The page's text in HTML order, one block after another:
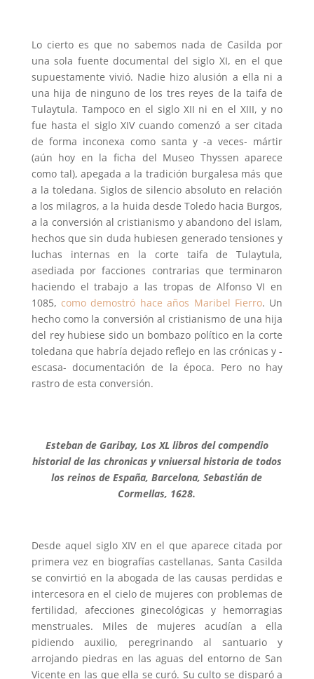
Lo cierto es que no sabemos nada de Casilda por
una sola fuente documental del siglo XI, en el que
supuestamente vivió. Nadie hizo alusión a ella ni a
una hija de ninguno de los tres reyes de la taifa de
Tulaytula. Tampoco en el siglo XII ni en el XIII, y no
fue hasta el siglo XIV cuando comenzó a ser citada
de forma inconexa como santa y -a veces- mártir
(aún hoy en la ficha del Museo Thyssen aparece
como tal), apegada a la tradición burgalesa más que
a la toledana. Siglos de silencio absoluto en relación
a los milagros, a la huida desde Toledo hacia Burgos,
a la conversión al cristianismo y abandono del islam,
hechos que sin duda hubiesen generado tensiones y
luchas internas en la corte taifa de Tulaytula,
asediada por facciones contrarias que terminaron
haciendo el trabajo a las tropas de Alfonso VI en
1085, como demostró hace años Maribel Fierro. Un
hecho como la conversión al cristianismo de una hija
del rey hubiese sido un bombazo político en la corte
toledana que habría dejado reflejo en las crónicas y -
escasa- documentación de la época. Pero no hay
rastro de esta conversión.
Esteban de Garibay, Los XL libros del compendio
historial de las chronicas y vniuersal historia de todos
los reinos de España, Barcelona, Sebastián de
Cormellas, 1628.
Desde aquel siglo XIV en el que aparece citada por
primera vez en biografías castellanas, Santa Casilda
se convirtió en la abogada de las causas perdidas e
intercesora en el cielo de mujeres con problemas de
fertilidad, afecciones ginecológicas y hemorragias
menstruales. Miles de mujeres acudían a ella
pidiendo auxilio, peregrinando al santuario y
arrojando piedras en las aguas del entorno de San
Vicente en las que ella se curó. Su culto se disparó a